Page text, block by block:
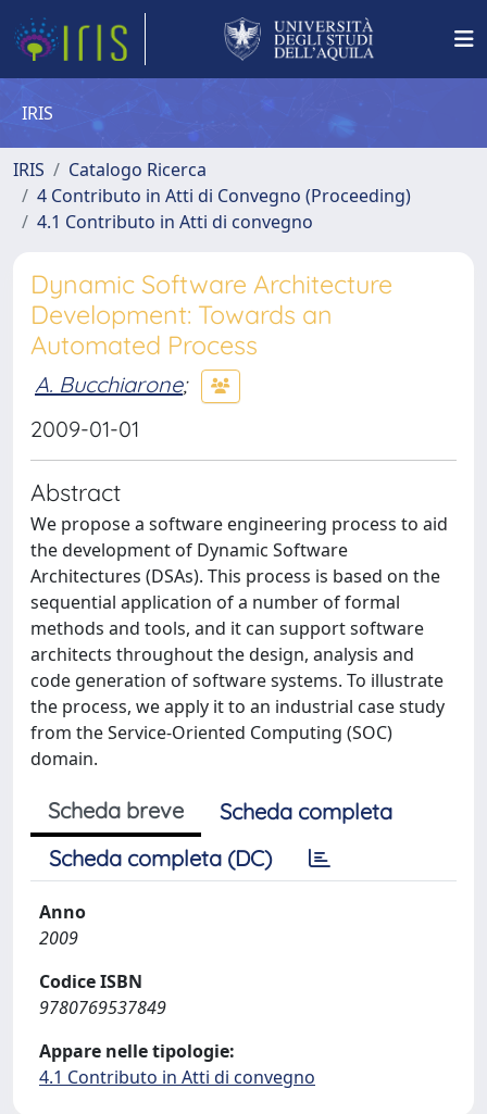
IRIS
IRIS
Catalogo Ricerca
4 Contributo in Atti di Convegno (Proceeding)
4.1 Contributo in Atti di convegno
Dynamic Software Architecture
Development: Towards an
Automated Process
A. Bucchiarone;
2009-01-01
Abstract
We propose a software engineering process to aid
the development of Dynamic Software
Architectures (DSAs). This process is based on the
sequential application of a number of formal
methods and tools, and it can support software
architects throughout the design, analysis and
code generation of software systems. To illustrate
the process, we apply it to an industrial case study
from the Service-Oriented Computing (SOC)
domain.
Scheda breve
Scheda completa
Scheda completa (DC)
Anno
2009
Codice ISBN
9780769537849
Appare nelle tipologie:
4.1 Contributo in Atti di convegno